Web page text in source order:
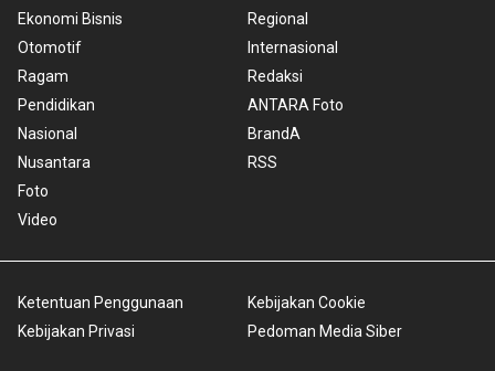
Ekonomi Bisnis
Otomotif
Ragam
Pendidikan
Nasional
Nusantara
Foto
Video
Regional
Internasional
Redaksi
ANTARA Foto
BrandA
RSS
Ketentuan Penggunaan
Kebijakan Privasi
Kebijakan Cookie
Pedoman Media Siber